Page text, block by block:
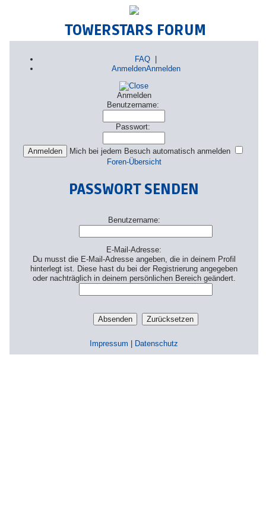
TOWERSTARS FORUM
FAQ |
AnmeldenAnmelden
Anmelden
Benutzername:
Passwort:
Mich bei jedem Besuch automatisch anmelden
Foren-Übersicht
PASSWORT SENDEN
Benutzername:
E-Mail-Adresse:
Du musst die E-Mail-Adresse angeben, die in deinem Profil
hinterlegt ist. Diese hast du bei der Registrierung angegeben
oder nachträglich in deinem persönlichen Bereich geändert.
Impressum Datenschutz